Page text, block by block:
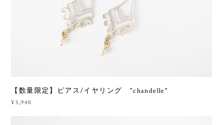
【数量限定】ピアス/イヤリング "chandelle"
¥5,940